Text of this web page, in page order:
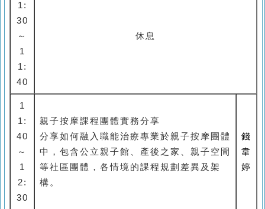
1:
30
～
1
1:
40
休息
1
1:
40
～
1
2:
30
親子按摩課程團體實務分享
分享如何融入職能治療專業於親子按摩團體
中，包含公立親子館、產後之家、親子空間
等社區團體，各情境的課程規劃差異及架
構。
錢
韋
婷